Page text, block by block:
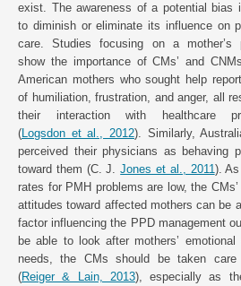
exist. The awareness of a potential bias
to diminish or eliminate its influence on
care. Studies focusing on a mother’s
show the importance of CMs’ and
American mothers who sought help
of humiliation, frustration, and anger, all
their interaction with healthcare
(Logsdon et al., 2012). Similarly,
perceived their physicians as behaving
toward them (C. J.Jones et al., 2011).
rates for PMH problems are low, the CMs’
attitudes toward affected mothers can be
factor influencing the PPD management
be able to look after mothers’ emotional
needs, the CMs should be taken
(Reiger & Lain, 2013), especially as